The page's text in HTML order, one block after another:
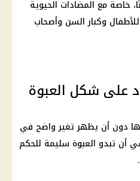
خاصة مع المضادات الحيوية
وكبار السن وأصحاب
على شكل العبوة
دون أن يظهر تغير واضح في
أن تبدو العبوة سليمة للحكم